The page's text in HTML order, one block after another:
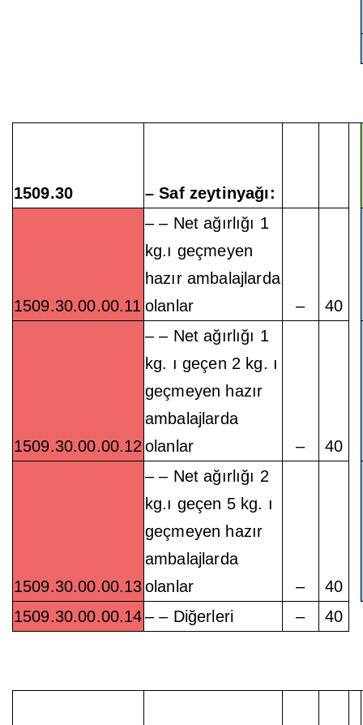
1509.30 – Saf zeytinyağı:
1509.30.00.00.11
– – Net ağırlığı 1
kg.ı geçmeyen
hazır ambalajlarda
olanlar
– 40
1509.30.00.00.12
– – Net ağırlığı 1
kg. ı geçen 2 kg. ı
geçmeyen hazır
ambalajlarda
olanlar
– 40
1509.30.00.00.13
– – Net ağırlığı 2
kg.ı geçen 5 kg. ı
geçmeyen hazır
ambalajlarda
olanlar
– 40
1509.30.00.00.14– – Diğerleri – 40